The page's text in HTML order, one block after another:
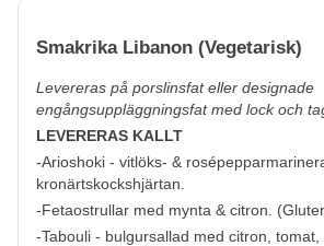
Smakrika Libanon (Vegetarisk)
Levereras på porslinsfat eller designade
engångsuppläggningsfat med lock och
LEVERERAS KALLT
-Arioshoki - vitlöks- &
kronärtskockshjärtan.
-Fetaostrullar med mynta & citron. (
-Tabouli - bulgursallad med citron,